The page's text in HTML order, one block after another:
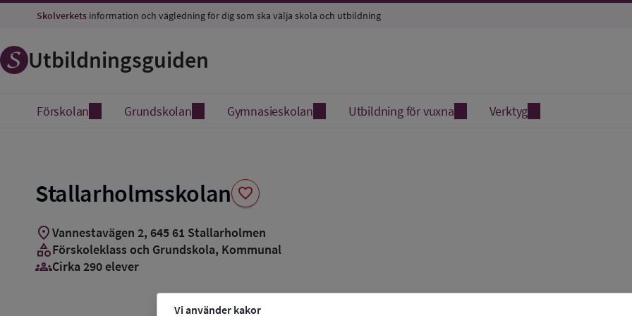
Vi använder kakor
Skolverkets information och vägledning för dig som ska välja skola och utbildning
Utbildningsguiden
Förskolan Grundskolan Gymnasieskolan Utbildning för vuxna Verktyg
Stallarholmsskolan favorite
Spara
location_onVannestavägen 2, 645 61 Stallarholmen
categoryFörskoleklass och Grundskola, Kommunal
groups_3Cirka 290 elever